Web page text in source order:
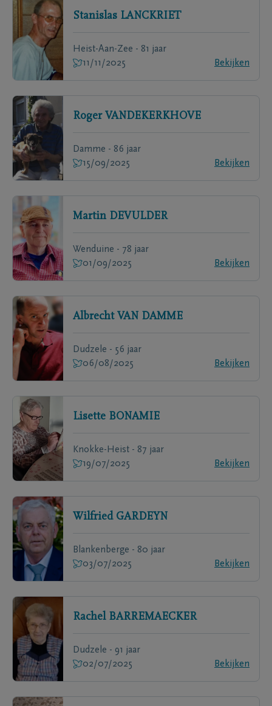
Stanislas LANCKRIET
Heist-Aan-Zee - 81 jaar
11/11/2025
Bekijken
Roger VANDEKERKHOVE
Damme - 86 jaar
15/09/2025
Bekijken
Martin DEVULDER
Wenduine - 78 jaar
01/09/2025
Bekijken
Albrecht VAN DAMME
Dudzele - 56 jaar
06/08/2025
Bekijken
Lisette BONAMIE
Knokke-Heist - 87 jaar
19/07/2025
Bekijken
Wilfried GARDEYN
Blankenberge - 80 jaar
03/07/2025
Bekijken
Rachel BARREMAECKER
Dudzele - 91 jaar
02/07/2025
Bekijken